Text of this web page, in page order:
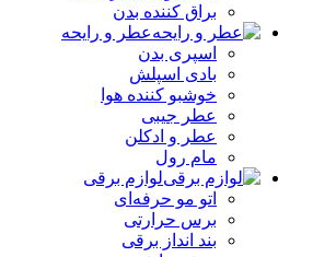
براق کننده بدن
عطر و رایحه
اسپری بدن
بادی اسپلش
خوشبو کننده هوا
عطر جیبی
عطر و ادکلن
مام رول
لوازم برقی
اتو مو حرفه‌ای
برس حرارتی
بند انداز برقی